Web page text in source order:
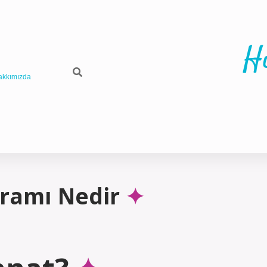
Nedir